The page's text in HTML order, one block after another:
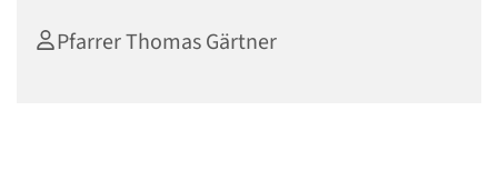
Pfarrer Thomas Gärtner